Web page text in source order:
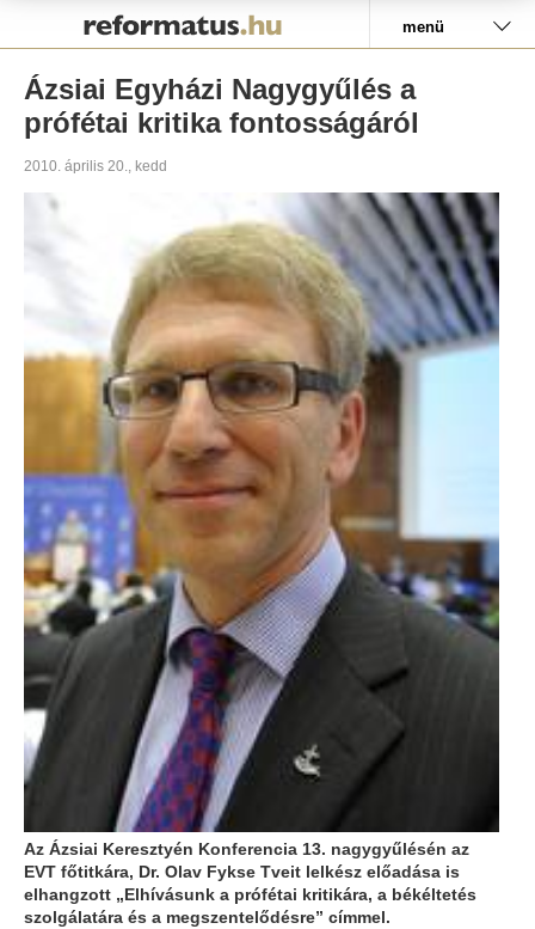
menü
Ázsiai Egyházi Nagygyűlés a
prófétai kritika fontosságáról
2010. április 20., kedd
Az Ázsiai Keresztyén Konferencia 13. nagygyűlésén az
EVT főtitkára, Dr. Olav Fykse Tveit lelkész előadása is
elhangzott „Elhívásunk a prófétai kritikára, a békéltetés
szolgálatára és a megszentelődésre” címmel.